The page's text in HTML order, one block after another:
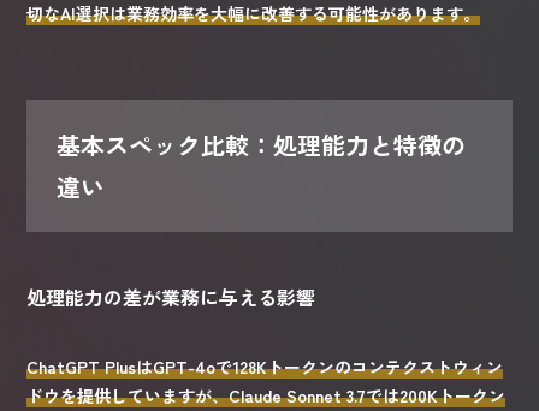
切なAI選択は業務効率を大幅に改善する可能性があります。
基本スペック比較：処理能力と特徴の
違い
処理能力の差が業務に与える影響
ChatGPT PlusはGPT-4oで128Kトークンのコンテクストウィン
ドウを提供していますが、Claude Sonnet 3.7では200Kトークン